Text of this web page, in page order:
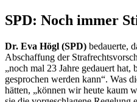
SPD: Noch immer
Dr. Eva Högl (SPD) bedauerte,
Abschaffung der
„noch mal 23 Jahre gedauert
gesprochen werden kann“. Was
hätten, „können wir heute kaum